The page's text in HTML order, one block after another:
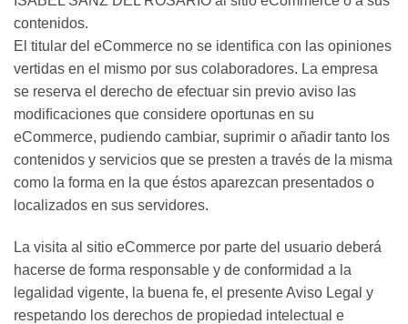
contenidos.
El titular del eCommerce no se identiﬁca con las opiniones
vertidas en el mismo por sus colaboradores. La empresa
se reserva el derecho de efectuar sin previo aviso las
modiﬁcaciones que considere oportunas en su
eCommerce, pudiendo cambiar, suprimir o añadir tanto los
contenidos y servicios que se presten a través de la misma
como la forma en la que éstos aparezcan presentados o
localizados en sus servidores.
La visita al sitio eCommerce por parte del usuario deberá
hacerse de forma responsable y de conformidad a la
legalidad vigente, la buena fe, el presente Aviso Legal y
respetando los derechos de propiedad intelectual e